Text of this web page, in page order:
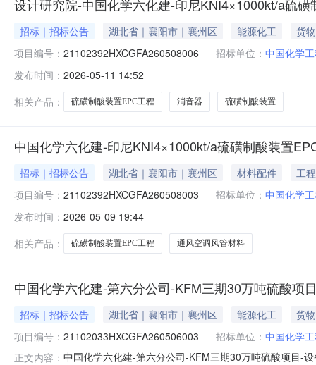
设计研究院-中国化学六化建-印尼KNI4×1000kt/a硫
招标｜招标公告 湖北省｜襄阳市｜襄州区 能源化工
货物
项目编号： 21102392HXCGFA260508006 招标单位： 中国化学
发布时间： 2026-05-11 14:52
相关产品：
硫磺制酸装置EPC工程 消音器 硫磺制酸装置
中国化学六化建-印尼KNI4×1000kt/a硫磺制酸装置
招标｜招标公告 湖北省｜襄阳市｜襄州区 材料配件
工程
项目编号： 21102392HXCGFA260508003 招标单位： 中国化学
发布时间： 2026-05-09 19:44
相关产品：
硫磺制酸装置EPC工程 通风空调风管材料
中国化学六化建-第六分公司-KFM三期30万吨硫酸项
招标｜招标公告 湖北省｜襄阳市｜襄州区 能源化工
货物
项目编号： 21102033HXCGFA260506003 招标单位： 中国化学
正文内容： 中国化学六化建-第六分公司-KFM三期30万吨硫酸项目-